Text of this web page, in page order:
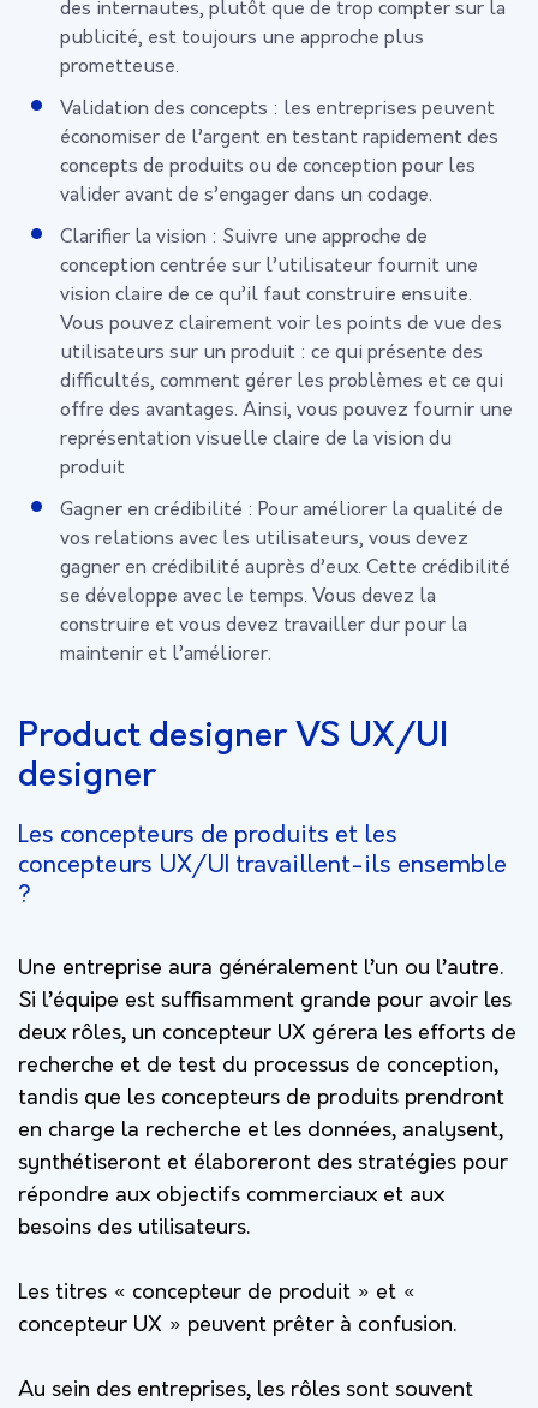
des internautes, plutôt que de trop compter sur la
publicité, est toujours une approche plus
prometteuse.
Validation des concepts : les entreprises peuvent
économiser de l’argent en testant rapidement des
concepts de produits ou de conception pour les
valider avant de s’engager dans un codage.
Clarifier la vision : Suivre une approche de
conception centrée sur l’utilisateur fournit une
vision claire de ce qu’il faut construire ensuite.
Vous pouvez clairement voir les points de vue des
utilisateurs sur un produit : ce qui présente des
difficultés, comment gérer les problèmes et ce qui
offre des avantages. Ainsi, vous pouvez fournir une
représentation visuelle claire de la vision du
produit
Gagner en crédibilité : Pour améliorer la qualité de
vos relations avec les utilisateurs, vous devez
gagner en crédibilité auprès d’eux. Cette crédibilité
se développe avec le temps. Vous devez la
construire et vous devez travailler dur pour la
maintenir et l’améliorer.
Product designer VS UX/UI
designer
Les concepteurs de produits et les
concepteurs UX/UI travaillent-ils ensemble
?
Une entreprise aura généralement l’un ou l’autre.
Si l’équipe est suffisamment grande pour avoir les
deux rôles, un concepteur UX gérera les efforts de
recherche et de test du processus de conception,
tandis que les concepteurs de produits prendront
en charge la recherche et les données, analysent,
synthétiseront et élaboreront des stratégies pour
répondre aux objectifs commerciaux et aux
besoins des utilisateurs.
Les titres « concepteur de produit » et «
concepteur UX » peuvent prêter à confusion.
Au sein des entreprises, les rôles sont souvent